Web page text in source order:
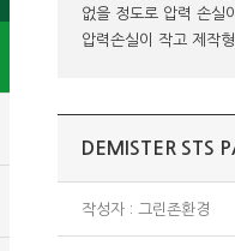
없을 정도로 압력 손실
압력손실이 작고 제작
DEMISTER STS
작성자 : 그린존환경